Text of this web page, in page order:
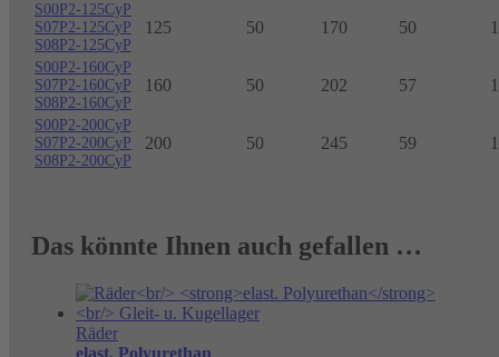
S00P2-125CyP
S07P2-125CyP
S08P2-125CyP
125 50 170 50
S00P2-160CyP
S07P2-160CyP
S08P2-160CyP
160 50 202 57
S00P2-200CyP
S07P2-200CyP
S08P2-200CyP
200 50 245 59
Das könnte Ihnen auch gefallen …
Räder
elast. Polyurethan